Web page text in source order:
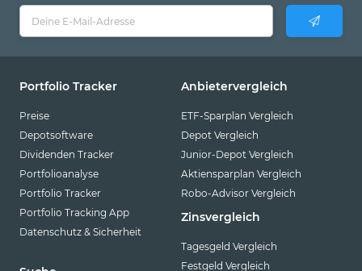
Portfolio Tracker
Preise
Depotsoftware
Dividenden Tracker
Portfolioanalyse
Portfolio Tracker
Portfolio Tracking App
Datenschutz & Sicherheit
Anbietervergleich
ETF-Sparplan Vergleich
Depot Vergleich
Junior-Depot Vergleich
Aktiensparplan Vergleich
Robo-Advisor Vergleich
Zinsvergleich
Tagesgeld Vergleich
Festgeld Vergleich